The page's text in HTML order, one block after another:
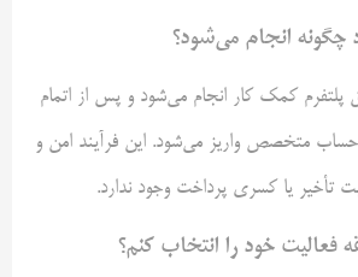
چگونه انجام می‌شود؟
پلتفرم کمک‌ کار انجام می‌شود و پس از اتمام
متخصص واریز می‌شود. این فرآیند امن و
تأخیر یا کسری پرداخت وجود ندارد.
فعالیت خود را انتخاب کنم؟